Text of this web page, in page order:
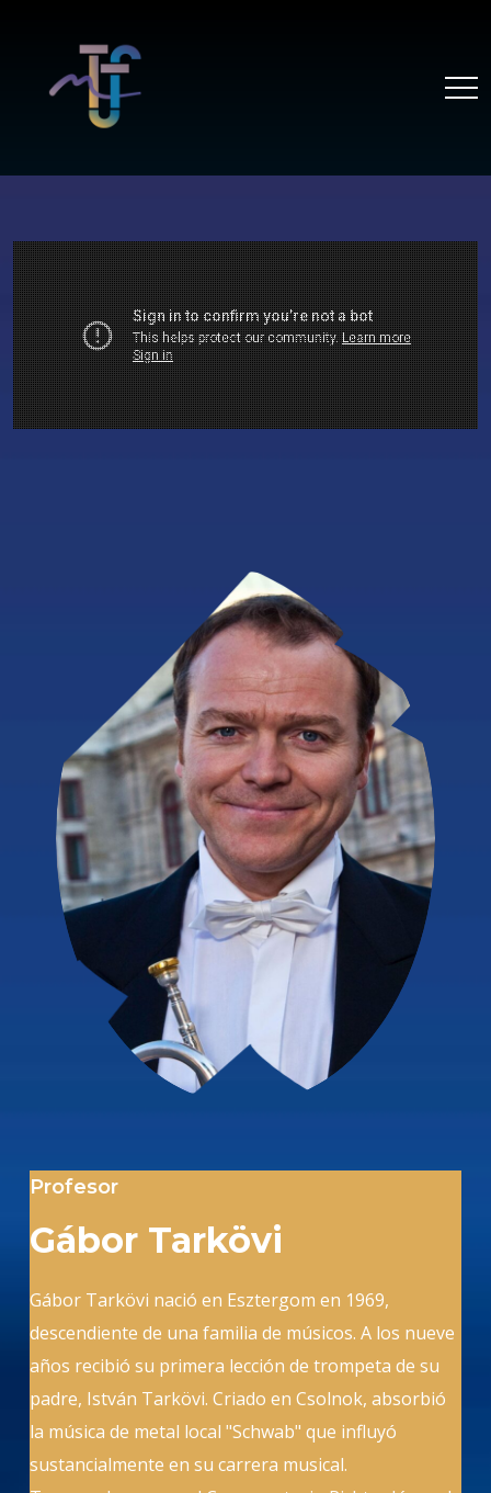
Profesor
Gábor Tarkövi
Gábor Tarkövi nació en Esztergom en 1969,
descendiente de una familia de músicos. A los nueve
años recibió su primera lección de trompeta de su
padre, István Tarkövi. Criado en Csolnok, absorbió
la música de metal local "Schwab" que influyó
sustancialmente en su carrera musical.